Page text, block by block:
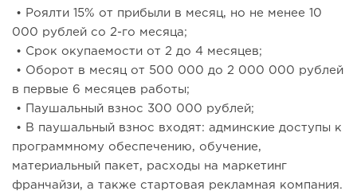
• Роялти 15% от прибыли в месяц, но не менее 10
000 рублей со 2-го месяца;
• Срок окупаемости от 2 до 4 месяцев;
• Оборот в месяц от 500 000 до 2 000 000 рублей
в первые 6 месяцев работы;
• Паушальный взнос 300 000 рублей;
• В паушальный взнос входят: админские доступы к
программному обеспечению, обучение,
материальный пакет, расходы на маркетинг
франчайзи, а также стартовая рекламная компания.